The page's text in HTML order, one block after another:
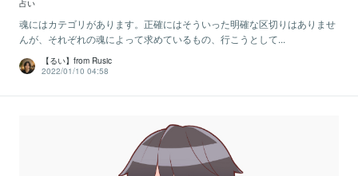
占い
魂にはカテゴリがあります。正確にはそういった明確な区切りはありませ
んが、それぞれの魂によって求めているもの、行こうとして...
【るい】from Rusic
2022/01/10 04:58